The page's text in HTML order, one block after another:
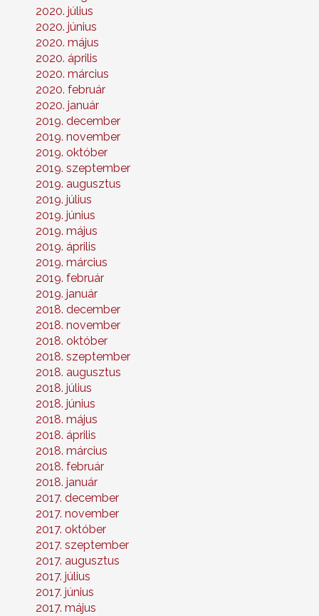
2020. július
2020. június
2020. május
2020. április
2020. március
2020. február
2020. január
2019. december
2019. november
2019. október
2019. szeptember
2019. augusztus
2019. július
2019. június
2019. május
2019. április
2019. március
2019. február
2019. január
2018. december
2018. november
2018. október
2018. szeptember
2018. augusztus
2018. július
2018. június
2018. május
2018. április
2018. március
2018. február
2018. január
2017. december
2017. november
2017. október
2017. szeptember
2017. augusztus
2017. július
2017. június
2017. május